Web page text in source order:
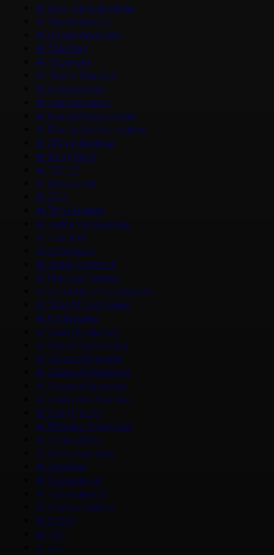
# Смотреть фильмы
# Юра Борисов
# Мария Аронова
# Трейлер
# Рецензия
# После Фишера
# Война и Мир
# Новости кино
#Андрей Золотарев
# Федор Добронравов
# Обзор фильма
# Фонд Кино
# РЕН ТВ
# Домашний
# СТС
# Пятый канал
# Чайка Терешкова
# Невский
# Интервью
# Юрий Стоянов
#Лариса Гузеева
# История его служанки
# Павел Прилучный
#Актер кино
# Иван Янковский
# Юлия Пересильд
# Сергей Бурунов
# Сарик Андреасян
# Михаил Ефремов
# Иван Охлобыстин
# Влад Ценев
#Любовь Аксенова
# Милана Бру
#Зубастая няня
# Колобок
# Смешарики
# Чебурашка 3
# Матвей Лыков
#Холод
# НМГ
# док